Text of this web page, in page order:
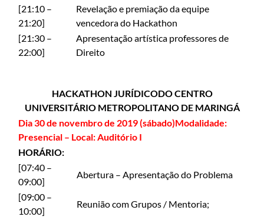
[21:10 –
21:20]
Revelação e premiação da equipe
vencedora do Hackathon
[21:30 –
22:00]
Apresentação artística professores de
Direito
HACKATHON JURÍDICODO CENTRO
UNIVERSITÁRIO METROPOLITANO DE MARINGÁ
Dia 30 de novembro de 2019 (sábado)Modalidade:
Presencial – Local: Auditório I
HORÁRIO:
[07:40 –
09:00]
Abertura – Apresentação do Problema
[09:00 –
10:00]
Reunião com Grupos / Mentoria;